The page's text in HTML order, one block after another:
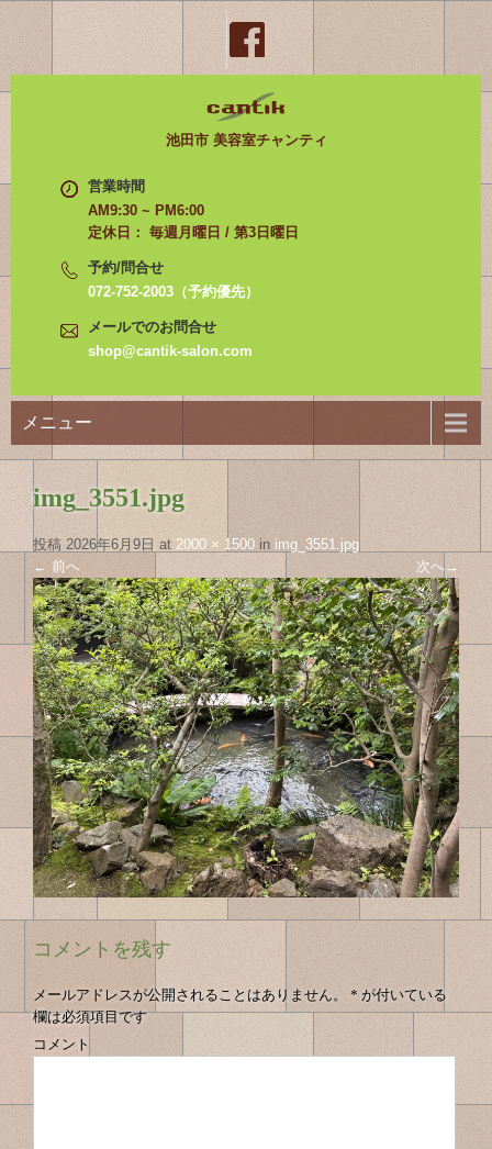
池田市 美容室チャンティ
営業時間
AM9:30 ~ PM6:00
定休日： 毎週月曜日 / 第3日曜日
予約/問合せ
072-752-2003（予約優先）
メールでのお問合せ
shop@cantik-salon.com
メニュー
img_3551.jpg
投稿2026年6月9日 at 2000 × 1500 in img_3551.jpg
← 前へ 次へ→
コメントを残す
メールアドレスが公開されることはありません。 *が付いている
欄は必須項目です
コメント